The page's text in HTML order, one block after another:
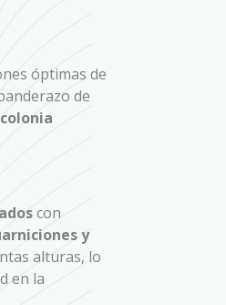
óptimas de
de
con
y
alturas, lo
en la